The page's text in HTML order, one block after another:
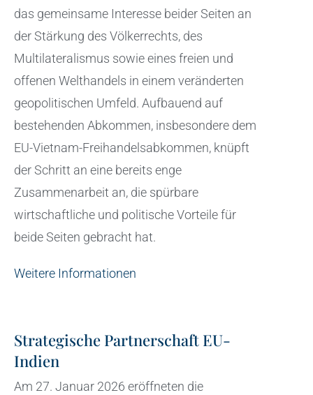
das gemeinsame Interesse beider Seiten an
der Stärkung des Völkerrechts, des
Multilateralismus sowie eines freien und
offenen Welthandels in einem veränderten
geopolitischen Umfeld. Aufbauend auf
bestehenden Abkommen, insbesondere dem
EU-Vietnam-Freihandelsabkommen, knüpft
der Schritt an eine bereits enge
Zusammenarbeit an, die spürbare
wirtschaftliche und politische Vorteile für
beide Seiten gebracht hat.
Weitere Informationen
Strategische Partnerschaft EU-
Indien
Am 27. Januar 2026 eröffneten die